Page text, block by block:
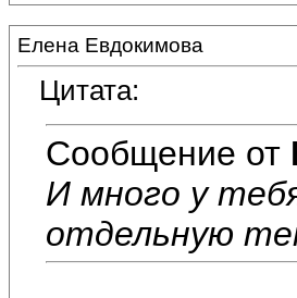
Елена Евдокимова
Цитата:
Сообщение от
И много у
отдельную